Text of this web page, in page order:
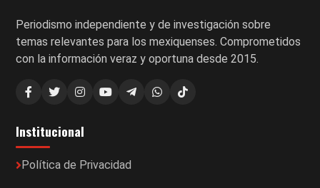
Periodismo independiente y de investigación sobre
temas relevantes para los mexiquenses. Comprometidos
con la información veraz y oportuna desde 2015.
Institucional
Política de Privacidad